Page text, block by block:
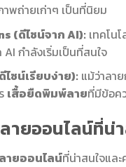
พถ่ายเก่าๆ เป็นที่นิยม
(ดีไซน์จาก AI): เทคโน
กำลังเริ่มเป็นที่สนใจ
ซน์เรียบง่าย): แม้ว่าลา
เสื้อยืดพิมพ์ลายที่มีข้อค
ยออนไลน์ที่น่า
ายออนไลน์ที่น่าสนใจแล